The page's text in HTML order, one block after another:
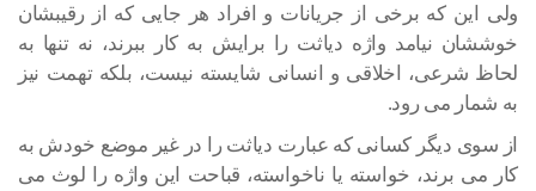
ولی این که برخی از جریانات و افراد هر جایی که از رقیبشان
خوششان نیامد واژه دیاثت را برایش به کار ببرند، نه تنها به
لحاظ شرعی، اخلاقی و انسانی شایسته نیست، بلکه تهمت نیز
به شمار می رود.
از سوی دیگر کسانی که عبارت دیاثت را در غیر موضع خودش به
کار می برند، خواسته یا ناخواسته، قباحت این واژه را لوث می